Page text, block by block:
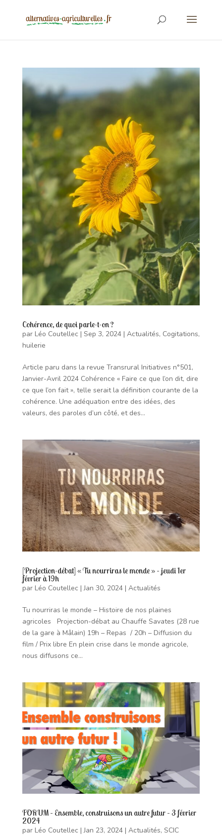
Cohérence, de quoi parle-t-on ?
par Léo Coutellec | Sep 3, 2024| Actualités, Cogitations,
huilerie
Article paru dans la revue Transrural Initiatives n°501,
Janvier-Avril 2024 Cohérence « Faire ce que l’on dit, dire
ce que l’on fait », telle serait la définition courante de la
cohérence. Une adéquation entre des idées, des
valeurs, des paroles d’un côté, et des...
[Projection-débat] « Tu nourriras le monde » – jeudi 1er
février à 19h
par Léo Coutellec |Jan 30, 2024| Actualités
Tu nourriras le monde – Histoire de nos plaines
agricoles Projection-débat au Chauffe Savates (28 rue
de la gare à Mâlain) 19h – Repas / 20h – Diffusion du
film / Prix libre En plein crise dans le monde agricole,
nous diffusons ce...
FORUM – Ensemble, construisons un autre futur – 3 février
2024
par Léo Coutellec |Jan 23, 2024| Actualités, SCIC